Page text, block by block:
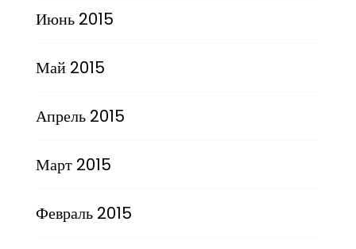
Июнь 2015
Май 2015
Апрель 2015
Март 2015
Февраль 2015